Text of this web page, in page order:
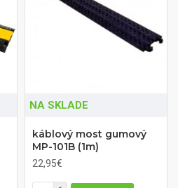
NA SKLADE
káblový most gumový
MP-101B (1m)
22,95€